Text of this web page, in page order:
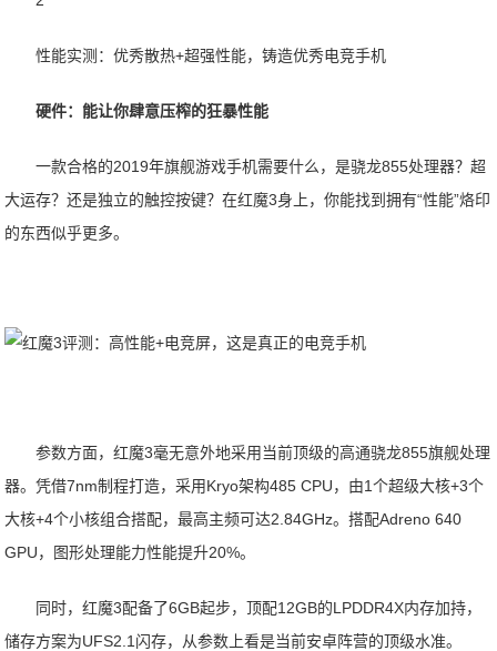
性能实测：优秀散热+超强性能，铸造优秀电竞手机
硬件：能让你肆意压榨的狂暴性能
一款合格的2019年旗舰游戏手机需要什么，是骁龙855处理器？超
大运存？还是独立的触控按键？在红魔3身上，你能找到拥有“性能”烙印
的东西似乎更多。
参数方面，红魔3毫无意外地采用当前顶级的高通骁龙855旗舰处理
器。凭借7nm制程打造，采用Kryo架构485 CPU，由1个超级大核+3个
大核+4个小核组合搭配，最高主频可达2.84GHz。搭配Adreno 640
GPU，图形处理能力性能提升20%。
同时，红魔3配备了6GB起步，顶配12GB的LPDDR4X内存加持，
储存方案为UFS2.1闪存，从参数上看是当前安卓阵营的顶级水准。